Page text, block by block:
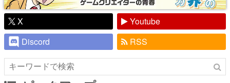
X
Youtube
Discord
RSS